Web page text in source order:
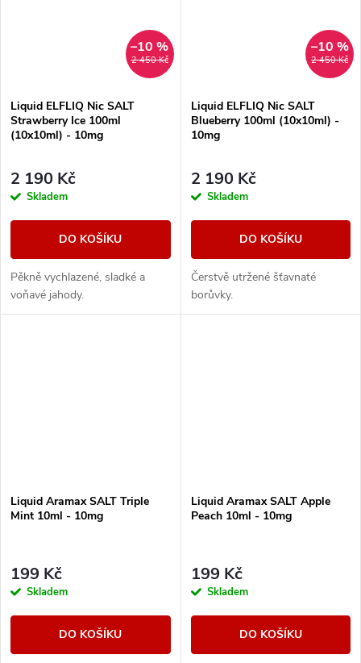
2 450 Kč
–10 %
Liquid ELFLIQ Nic SALT
Strawberry Ice 100ml
(10x10ml) - 10mg
2 190 Kč
Skladem
DO KOŠÍKU
Pěkně vychlazené, sladké a
voňavé jahody.
2 450 Kč
–10 %
Liquid ELFLIQ Nic SALT
Blueberry 100ml (10x10ml) -
10mg
2 190 Kč
Skladem
DO KOŠÍKU
Čerstvě utržené šťavnaté
borůvky.
Liquid Aramax SALT Triple
Mint 10ml - 10mg
199 Kč
Skladem
DO KOŠÍKU
Liquid Aramax SALT Apple
Peach 10ml - 10mg
199 Kč
Skladem
DO KOŠÍKU